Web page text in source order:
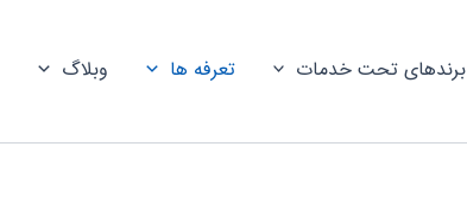
برندهای تحت خدمات تعرفه ها وبلاگ